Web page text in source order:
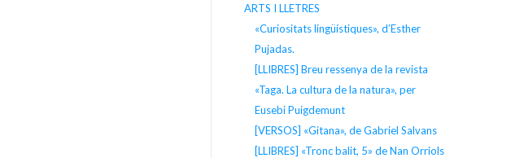
ARTS I LLETRES
«Curiositats lingüístiques», d’Esther
Pujadas.
[LLIBRES] Breu ressenya de la revista
«Taga. La cultura de la natura», per
Eusebi Puigdemunt
[VERSOS] «Gitana», de Gabriel Salvans
[LLIBRES] «Tronc balit, 5» de Nan Orriols